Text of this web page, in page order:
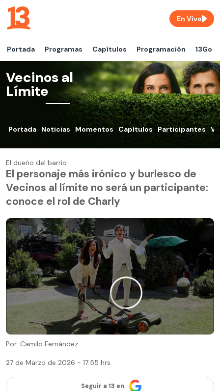
Portada Programas Capítulos Programación 13Go
En Vivo
Vecinos al
Límite
Portada Noticias Momentos Capítulos Participantes
El dueño del barrio
El personaje más irónico y burlesco de
Vecinos al límite no será un participante:
conoce el rol de Charly
Por: Camilo Fernández
27 de Marzo de 2026 - 17:55 hrs.
Seguir a 13 en